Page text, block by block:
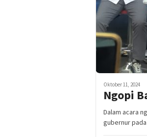
Oktober 11, 2024
Ngopi
Dalam acara
gubernur